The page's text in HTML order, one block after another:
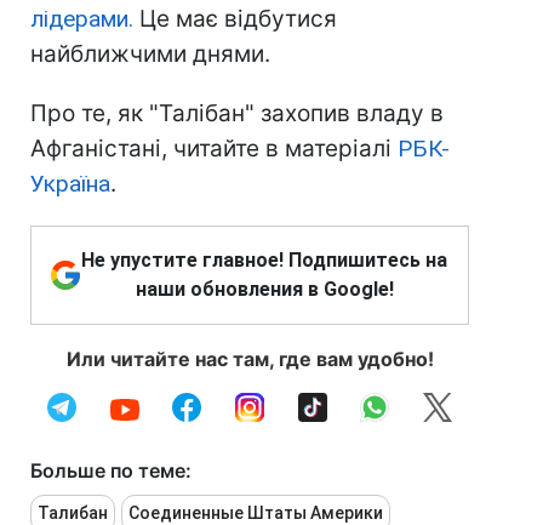
лідерами. Це має відбутися
найближчими днями.
Про те, як "Талібан" захопив владу в
Афганістані, читайте в матеріалі РБК-
Україна.
Не упустите главное! Подпишитесь на
наши обновления в Google!
Или читайте нас там, где вам удобно!
Больше по теме:
Талибан Соединенные Штаты Америки